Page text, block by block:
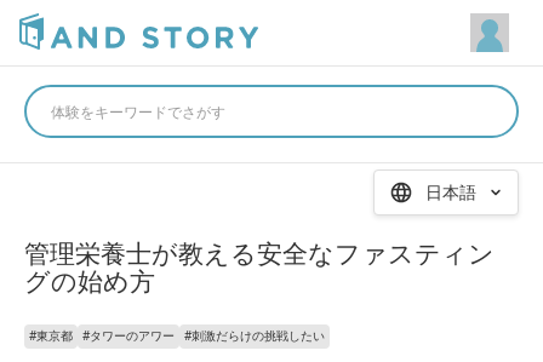
体験をキーワードでさがす
日本語
管理栄養士が教える安全なファスティン
グの始め方
#東京都 #タワーのアワー #刺激だらけの挑戦したい